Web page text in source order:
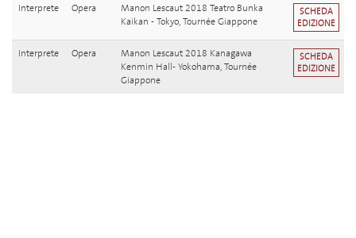
Interprete Opera
Manon Lescaut 2018 Teatro Bunka
Kaikan - Tokyo, Tournée Giappone
SCHEDA
EDIZIONE
Interprete Opera
Manon Lescaut 2018 Kanagawa
Kenmin Hall- Yokohama, Tournée
Giappone
SCHEDA
EDIZIONE